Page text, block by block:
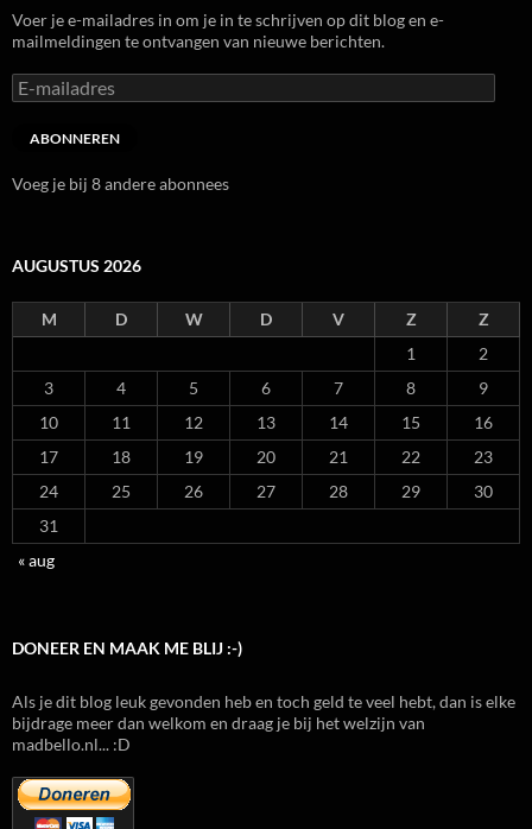
Voer je e-mailadres in om je in te schrijven op dit blog en e-
mailmeldingen te ontvangen van nieuwe berichten.
E-
mailadres
ABONNEREN
Voeg je bij 8 andere abonnees
AUGUSTUS 2026
M D W D V Z
Z
1
2
3
4 5 6 7 8
9
10
11 12 13 14 15
16
17
18 19 20 21 22
23
24
25 26 27 28 29
30
31
« aug
DONEER EN MAAK ME BLIJ :-)
Als je dit blog leuk gevonden heb en toch geld te veel hebt, dan is elke
bijdrage meer dan welkom en draag je bij het welzijn van
madbello.nl... :D